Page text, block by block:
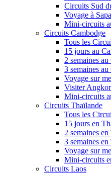
Circuits Sud
Voyage à Sapa
Mini-circuits
Circuits Cambodge
Tous les
15 jours au
2 semaines
3 semaines
Voyage sur
Visiter
Mini-circuits
Circuits Thaïlande
Tous les
15 jours en
2 semaines
3 semaines
Voyage sur
Mini-circuits
Circuits Laos